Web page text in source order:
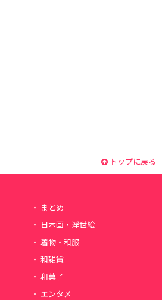
トップに戻る
まとめ
日本画・浮世絵
着物・和服
和雑貨
和菓子
エンタメ